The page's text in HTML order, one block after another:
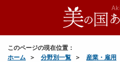
このページの現在位置：
ホーム
分野別一覧 産業・雇用